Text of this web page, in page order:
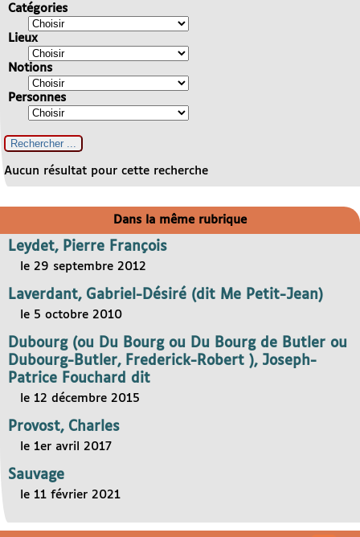
Catégories
Lieux
Notions
Personnes
Aucun résultat pour cette recherche
Dans la même rubrique
Leydet, Pierre François
le 29 septembre 2012
Laverdant, Gabriel-Désiré (dit Me Petit-Jean)
le 5 octobre 2010
Dubourg (ou Du Bourg ou Du Bourg de Butler ou
Dubourg-Butler, Frederick-Robert ), Joseph-
Patrice Fouchard dit
le 12 décembre 2015
Provost, Charles
le 1er avril 2017
Sauvage
le 11 février 2021